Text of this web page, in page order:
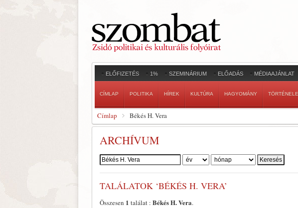
ELŐFIZETÉS 1% SZEMINÁRIUM ELŐADÁS MÉDIAAJÁNLAT
CÍMLAP POLITIKA HÍREK KULTÚRA HAGYOMÁNY
Címlap Békés H. Vera
ARCHÍVUM
Szerző:
TALÁLATOK ‘BÉKÉS H. VERA’
Összesen 1 találat : Békés H. Vera.